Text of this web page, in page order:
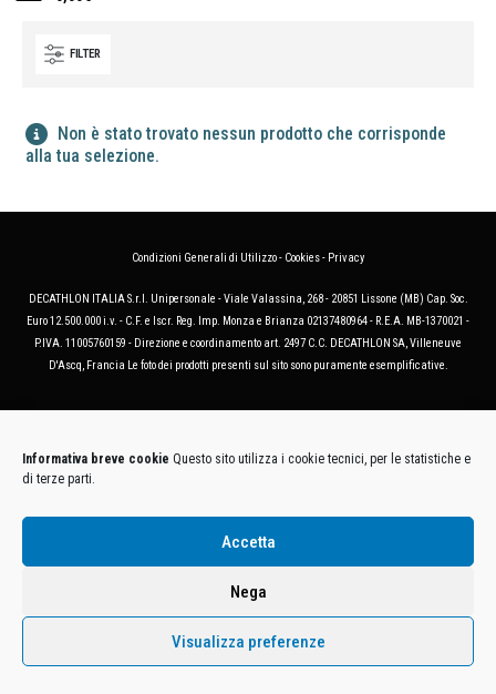
Informativa breve cookie Questo sito utilizza i cookie tecnici, per le statistiche e
di terze parti.
Accetta
Nega
Visualizza preferenze
FILTER
Non è stato trovato nessun prodotto che corrisponde
alla tua selezione.
Condizioni Generali di Utilizzo- Cookies- Privacy
DECATHLON ITALIA S.r.l. Unipersonale - Viale Valassina, 268 - 20851 Lissone (MB) Cap. Soc.
Euro 12.500.000 i.v. - C.F. e Iscr. Reg. Imp. Monza e Brianza 02137480964 - R.E.A. MB-1370021 -
P.IVA. 11005760159 - Direzione e coordinamento art. 2497 C.C. DECATHLON SA, Villeneuve
D'Ascq, Francia Le foto dei prodotti presenti sul sito sono puramente esemplificative.